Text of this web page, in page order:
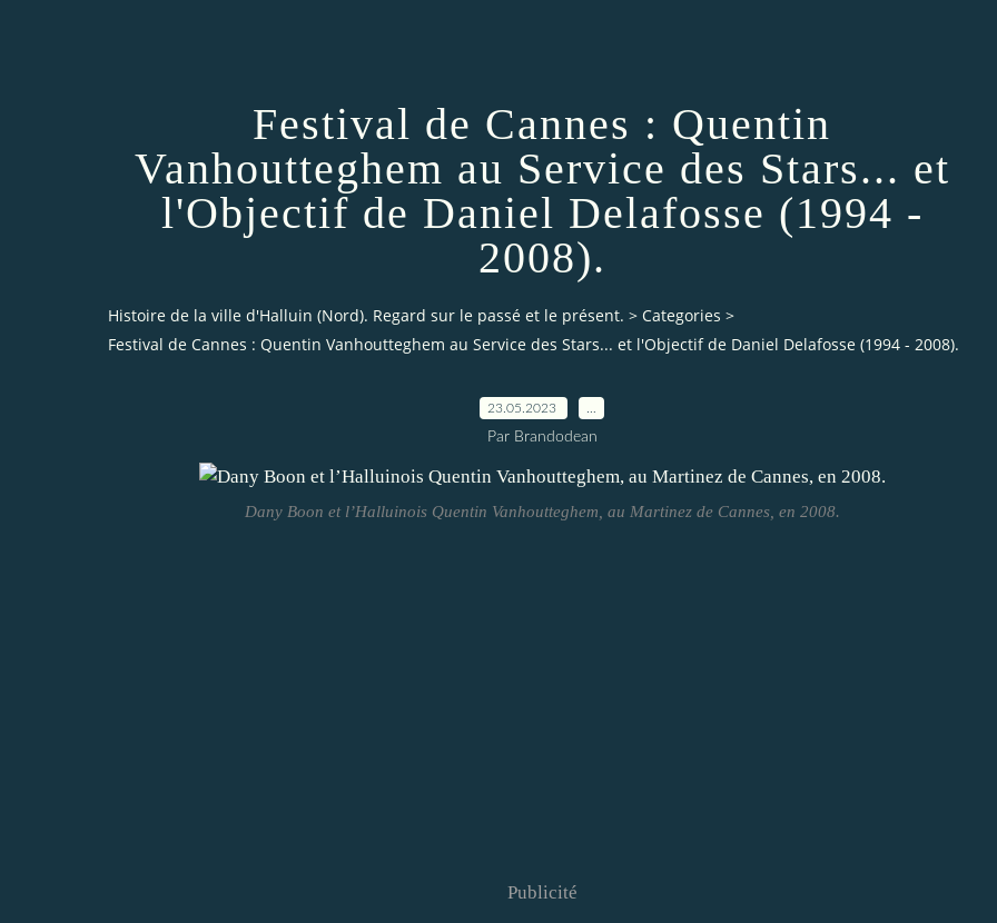
Festival de Cannes : Quentin
Vanhoutteghem au Service des Stars... et
l'Objectif de Daniel Delafosse (1994 -
2008).
Histoire de la ville d'Halluin (Nord). Regard sur le passé et le présent. > Categories >
Festival de Cannes : Quentin Vanhoutteghem au Service des Stars... et l'Objectif de Daniel Delafosse (1994 - 2008).
23.05.2023
Par Brandodean
Dany Boon et l’Halluinois Quentin Vanhoutteghem, au Martinez de Cannes, en 2008.
Publicité